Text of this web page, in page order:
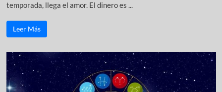
temporada, llega el amor. El dinero es ...
Leer Más